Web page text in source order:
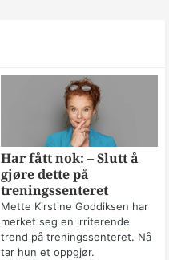
Har fått nok: – Slutt å
gjøre dette på
treningssenteret
Mette Kirstine Goddiksen har
merket seg en irriterende
trend på treningssenteret. Nå
tar hun et oppgjør.